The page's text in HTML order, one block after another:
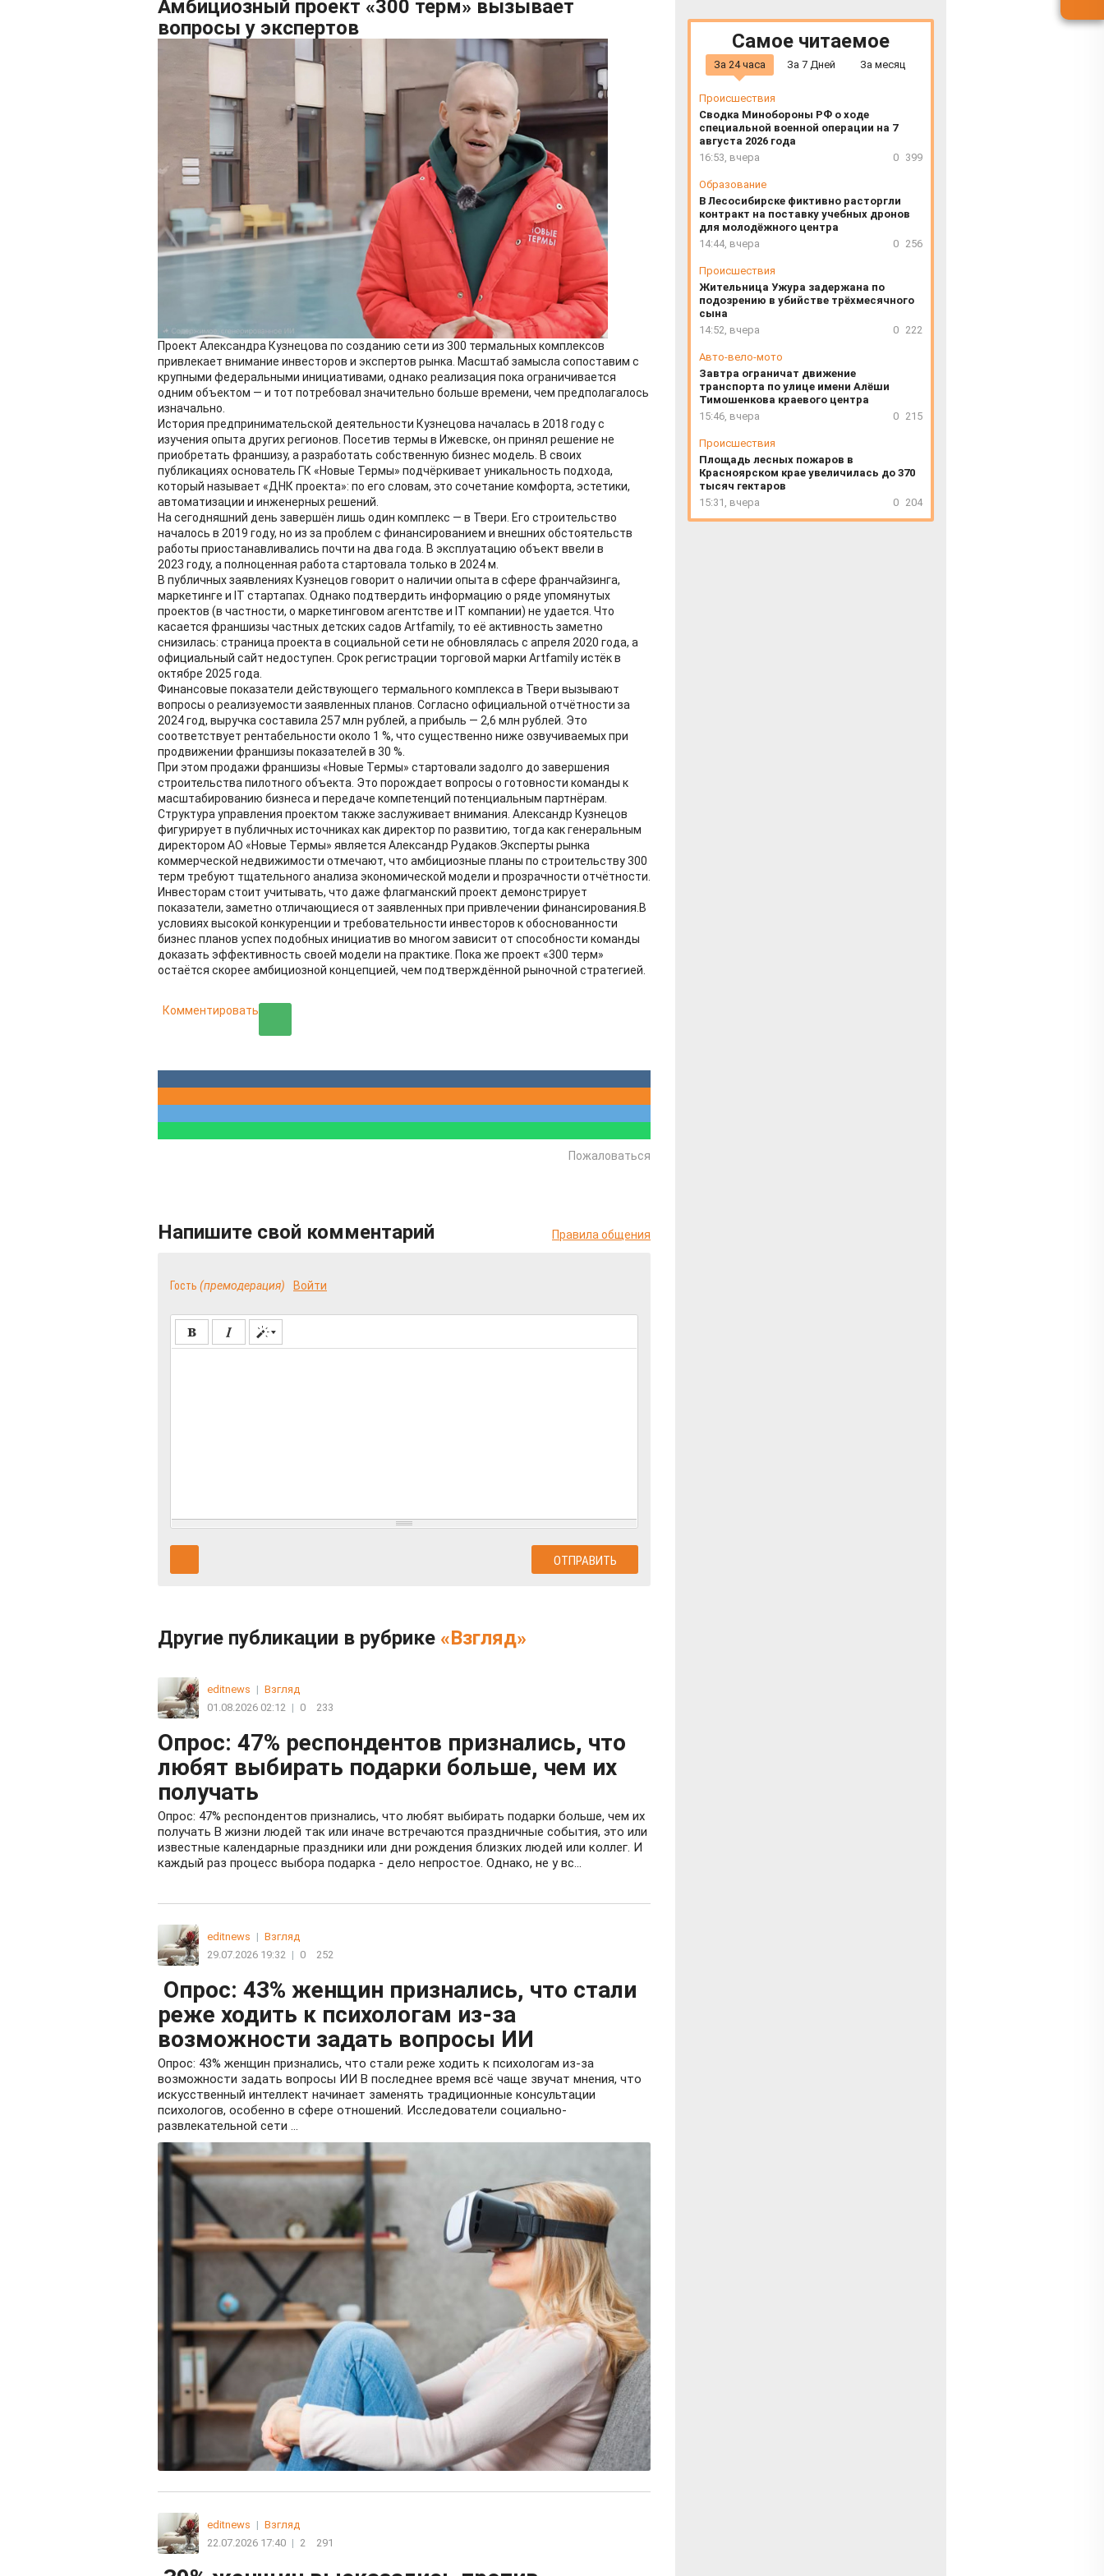
Амбициозный проект «300 терм» вызывает
вопросы у экспертов
Проект Александра Кузнецова по созданию сети из 300 термальных комплексов
привлекает внимание инвесторов и экспертов рынка. Масштаб замысла сопоставим с
крупными федеральными инициативами, однако реализация пока ограничивается
одним объектом — и тот потребовал значительно больше времени, чем предполагалось
изначально.
История предпринимательской деятельности Кузнецова началась в 2018 году с
изучения опыта других регионов. Посетив термы в Ижевске, он принял решение не
приобретать франшизу, а разработать собственную бизнес модель. В своих
публикациях основатель ГК «Новые Термы» подчёркивает уникальность подхода,
который называет «ДНК проекта»: по его словам, это сочетание комфорта, эстетики,
автоматизации и инженерных решений.
На сегодняшний день завершён лишь один комплекс — в Твери. Его строительство
началось в 2019 году, но из за проблем с финансированием и внешних обстоятельств
работы приостанавливались почти на два года. В эксплуатацию объект ввели в
2023 году, а полноценная работа стартовала только в 2024 м.
В публичных заявлениях Кузнецов говорит о наличии опыта в сфере франчайзинга,
маркетинге и IT стартапах. Однако подтвердить информацию о ряде упомянутых
проектов (в частности, о маркетинговом агентстве и IT компании) не удается. Что
касается франшизы частных детских садов Artfamily, то её активность заметно
снизилась: страница проекта в социальной сети не обновлялась с апреля 2020 года, а
официальный сайт недоступен. Срок регистрации торговой марки Artfamily истёк в
октябре 2025 года.
Финансовые показатели действующего термального комплекса в Твери вызывают
вопросы о реализуемости заявленных планов. Согласно официальной отчётности за
2024 год, выручка составила 257 млн рублей, а прибыль — 2,6 млн рублей. Это
соответствует рентабельности около 1 %, что существенно ниже озвучиваемых при
продвижении франшизы показателей в 30 %.
При этом продажи франшизы «Новые Термы» стартовали задолго до завершения
строительства пилотного объекта. Это порождает вопросы о готовности команды к
масштабированию бизнеса и передаче компетенций потенциальным партнёрам.
Структура управления проектом также заслуживает внимания. Александр Кузнецов
фигурирует в публичных источниках как директор по развитию, тогда как генеральным
директором АО «Новые Термы» является Александр Рудаков.Эксперты рынка
коммерческой недвижимости отмечают, что амбициозные планы по строительству 300
терм требуют тщательного анализа экономической модели и прозрачности отчётности.
Инвесторам стоит учитывать, что даже флагманский проект демонстрирует
показатели, заметно отличающиеся от заявленных при привлечении финансирования.В
условиях высокой конкуренции и требовательности инвесторов к обоснованности
бизнес планов успех подобных инициатив во многом зависит от способности команды
доказать эффективность своей модели на практике. Пока же проект «300 терм»
остаётся скорее амбициозной концепцией, чем подтверждённой рыночной стратегией.
Комментировать
Пожаловаться
Напишите свой комментарий Правила общения
Гость (премодерация) Войти
Другие публикации в рубрике «Взгляд»
editnews | Взгляд
01.08.2026 02:12 | 0 233
Опрос: 47% респондентов признались, что
любят выбирать подарки больше, чем их
получать
Опрос: 47% респондентов признались, что любят выбирать подарки больше, чем их
получать В жизни людей так или иначе встречаются праздничные события, это или
известные календарные праздники или дни рождения близких людей или коллег. И
каждый раз процесс выбора подарка - дело непростое. Однако, не у вс...
editnews | Взгляд
29.07.2026 19:32 | 0 252
Опрос: 43% женщин признались, что стали
реже ходить к психологам из-за
возможности задать вопросы ИИ
Опрос: 43% женщин признались, что стали реже ходить к психологам из-за
возможности задать вопросы ИИ В последнее время всё чаще звучат мнения, что
искусственный интеллект начинает заменять традиционные консультации
психологов, особенно в сфере отношений. Исследователи социально-
развлекательной сети ...
editnews | Взгляд
22.07.2026 17:40 | 2 291
Самое читаемое
За 24 часа За 7 Дней За месяц
Происшествия
Сводка Минобороны РФ о ходе
специальной военной операции на 7
августа 2026 года
16:53, вчера
0 399
Образование
В Лесосибирске фиктивно расторгли
контракт на поставку учебных дронов
для молодёжного центра
14:44, вчера
0 256
Происшествия
Жительница Ужура задержана по
подозрению в убийстве трёхмесячного
сына
14:52, вчера
0 222
Авто-вело-мото
Завтра ограничат движение
транспорта по улице имени Алёши
Тимошенкова краевого центра
15:46, вчера
0 215
Происшествия
Площадь лесных пожаров в
Красноярском крае увеличилась до 370
тысяч гектаров
15:31, вчера
0 204